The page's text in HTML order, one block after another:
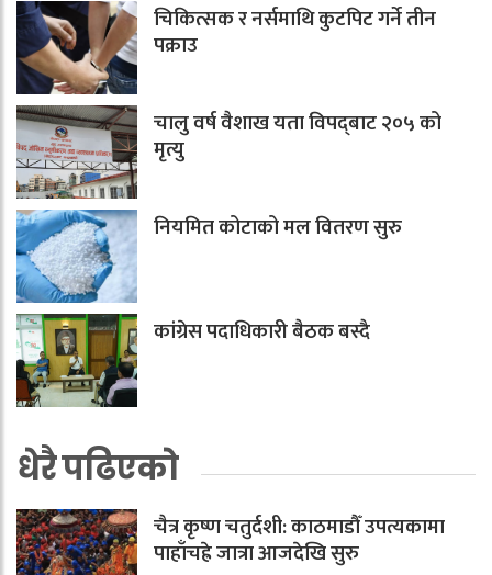
चिकित्सक र नर्समाथि कुटपिट गर्ने तीन
पक्राउ
चालु वर्ष वैशाख यता विपद्‌बाट २०५ को
मृत्यु
नियमित कोटाको मल वितरण सुरु
कांग्रेस पदाधिकारी बैठक बस्दै
धेरै पढिएको
चैत्र कृष्ण चतुर्दशी: काठमाडौँ उपत्यकामा
पाहाँचह्रे जात्रा आजदेखि सुरु